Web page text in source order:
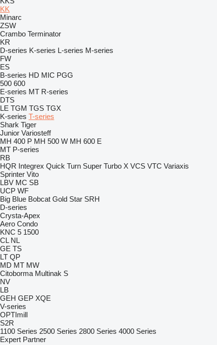
KK
Minarc
ZSW
Crambo Terminator
KR
D-series K-series L-series M-series
FW
ES
B-series HD MIC PGG
500 600
E-series MT R-series
DTS
LE TGM TGS TGX
K-series T-series
Shark Tiger
Junior Variosteff
MH 400 P MH 500 W MH 600 E
MT P-series
RB
HQR Integrex Quick Turn Super Turbo X VCS VTC Variaxis
Sprinter Vito
LBV MC SB
UCP WF
Big Blue Bobcat Gold Star SRH
D-series
Crysta-Apex
Aero Condo
KNC 5 1500
CL NL
GE TS
LT QP
MD MT MW
Citoborma Multinak S
NV
LB
GEH GEP XQE
V-series
OPTImill
S2R
1100 Series 2500 Series 2800 Series 4000 Series
Expert Partner